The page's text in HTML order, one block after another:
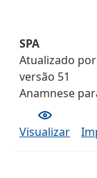
SPA
Atualizado por
versão 51
Anamnese
Visualizar